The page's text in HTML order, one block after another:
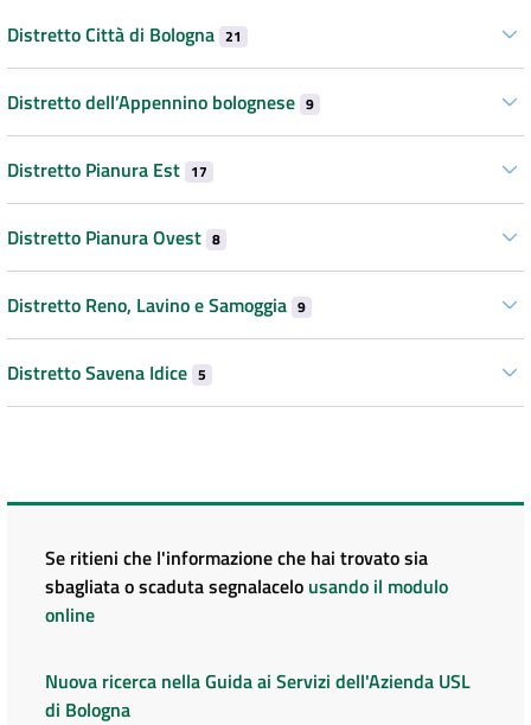
Distretto Città di Bologna 21
Distretto dell’Appennino bolognese 9
Distretto Pianura Est 17
Distretto Pianura Ovest 8
Distretto Reno, Lavino e Samoggia 9
Distretto Savena Idice 5
Se ritieni che l'informazione che hai trovato sia
sbagliata o scaduta segnalacelo usando il modulo
online
Nuova ricerca nella Guida ai Servizi dell'Azienda USL
di Bologna